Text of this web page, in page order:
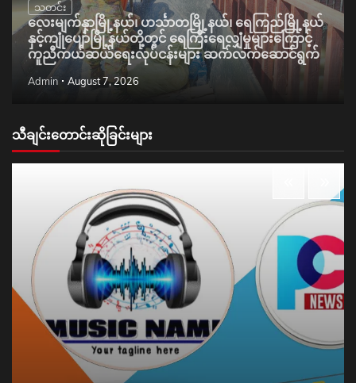
သတင်း
လေးမျက်နှာမြို့နယ်၊ ဟင်္သာတမြို့နယ်၊ ရေကြည်မြို့နယ်
နှင့်ကျုံပျော်မြို့နယ်တို့တွင် ရေကြီးရေလျှံမှုများကြောင့်
ကူညီကယ်ဆယ်ရေးလုပ်ငန်းများ ဆက်လက်ဆောင်ရွက်
Admin August 7, 2026
သီချင်းတောင်းဆိုခြင်းများ